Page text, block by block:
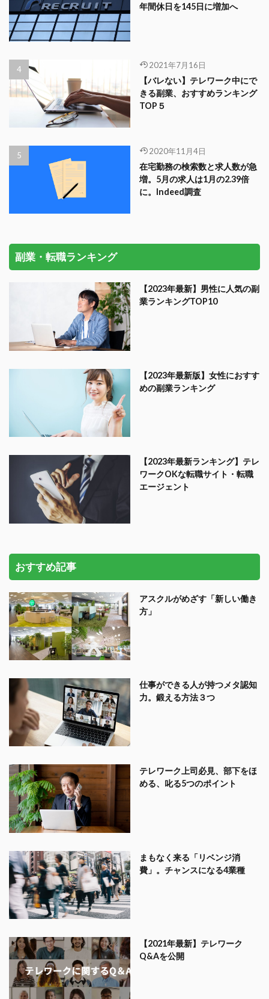
年間休日を145日に増加へ
2021年7月16日
【バレない】テレワーク中にで
きる副業、おすすめランキング
TOP５
2020年11月4日
在宅勤務の検索数と求人数が急
増。5月の求人は1月の2.39倍
に。Indeed調査
副業・転職ランキング
【2023年最新】男性に人気の副
業ランキングTOP10
【2023年最新版】女性におすす
めの副業ランキング
【2023年最新ランキング】テレ
ワークOKな転職サイト・転職
エージェント
おすすめ記事
アスクルがめざす「新しい働き
方」
仕事ができる人が持つメタ認知
力。鍛える方法３つ
テレワーク上司必見、部下をほ
める、叱る5つのポイント
まもなく来る「リベンジ消
費」。チャンスになる4業種
【2021年最新】テレワーク
Q&Aを公開